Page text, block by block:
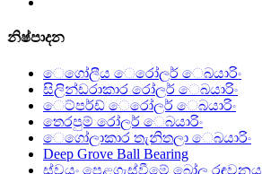
නිෂ්පාදන
ෙගෝලීය ෙරෝලර් ෙබයාරිං
සිලින්ඩරාකාර රෝලර් ෙබයාරිං
ෙට්පර්ඩ් ෙරෝලර් ෙබයාරිං
තෙරපුම් රෝලර් ෙබයාරිං
ෙගෝලාකාර තැනිතලා ෙබයාරිං
Deep Grove Ball Bearing
ස්වයං පෙළගැස්වීමේ බෝල රඳවනය